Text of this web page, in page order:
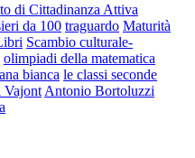
di Cittadinanza Attiva
da 100 traguardo Maturità
Scambio culturale-
olimpiadi della matematica
bianca le classi seconde
Vajont Antonio Bortoluzzi